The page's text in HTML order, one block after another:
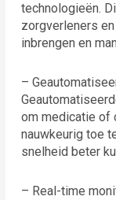
technologieën.
zorgverleners
inbrengen en
–
om medicatie of
nauwkeurig toe
snelheid beter
– Real-time